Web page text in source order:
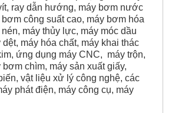
nối này còn áp dụng cho máy
ray dẫn hướng, máy bơm nước
công suất cao, máy bơm hóa
máy thủy lực, máy móc dầu
dệt, máy hóa chất, máy khai thác
ứng dụng máy CNC, máy trộn,
bơm chìm, máy sản xuất giấy,
vật liệu xử lý công nghệ, các
phát điện, máy công cụ, máy